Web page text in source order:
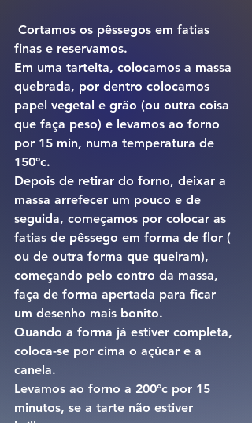
finas e reservamos.
Em uma tarteita, colocamos a massa
quebrada, por dentro colocamos
papel vegetal e grão (ou outra coisa
que faça peso) e levamos ao forno
por 15 min, numa temperatura de
150°c.
Depois de retirar do forno, deixar a
massa arrefecer um pouco e de
seguida, começamos por colocar as
fatias de pêssego em forma de flor (
ou de outra forma que queiram),
começando pelo contro da massa,
faça de forma apertada para ficar
um desenho mais bonito.
Quando a forma já estiver completa,
coloca-se por cima o açúcar e a
canela.
Levamos ao forno a 200°c por 15
minutos, se a tarte não estiver